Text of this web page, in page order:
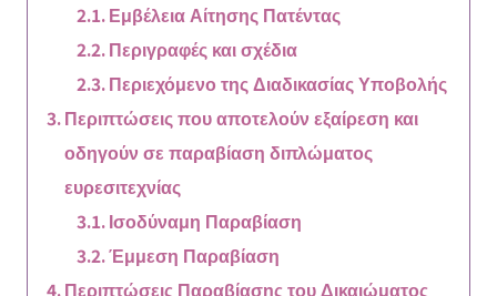
Εμβέλεια Αίτησης Πατέντας
Περιγραφές και σχέδια
Περιεχόμενο της Διαδικασίας Υποβολής
Περιπτώσεις που αποτελούν εξαίρεση και
οδηγούν σε παραβίαση διπλώματος
ευρεσιτεχνίας
Ισοδύναμη Παραβίαση
Έμμεση Παραβίαση
Περιπτώσεις Παραβίασης του Δικαιώματος